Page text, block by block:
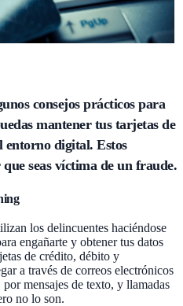
consejos prácticos para
mantener tus tarjetas de
entorno digital. Estos
seas víctima de un fraude.
los delincuentes haciéndose
engañarte y obtener tus datos
de crédito, débito y
a través de correos electrónicos
mensajes de texto, y llamadas
no lo son.